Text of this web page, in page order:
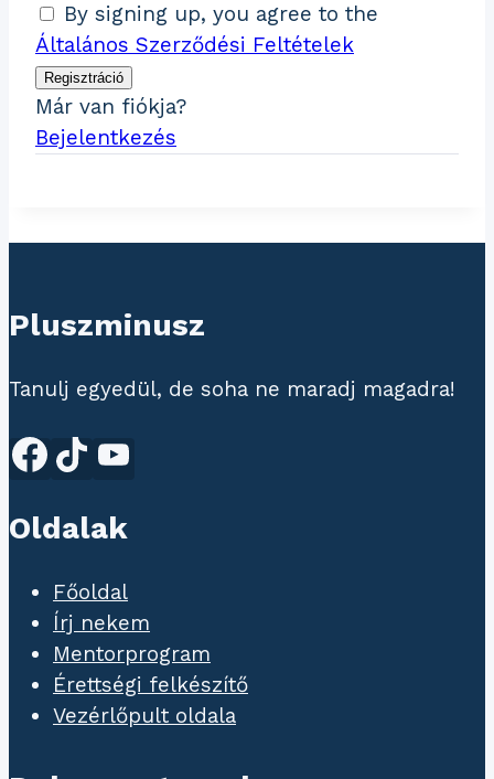
By signing up, you agree to the
Általános Szerződési Feltételek
Regisztráció
Már van fiókja?
Bejelentkezés
Pluszminusz
Tanulj egyedül, de soha ne maradj magadra!
Oldalak
Főoldal
Írj nekem
Mentorprogram
Érettségi felkészítő
Vezérlőpult oldala